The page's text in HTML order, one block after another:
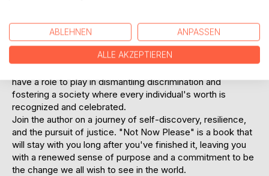
compassionate world. The stories within this book will
provoke thought, spark conversation, and inspire empathy.
This is a book that transcends boundaries and speaks to
have a role to play in dismantling discrimination and
fostering a society where every individual's worth is
recognized and celebrated.
Join the author on a journey of self-discovery, resilience,
and the pursuit of justice. "Not Now Please" is a book that
will stay with you long after you've finished it, leaving you
with a renewed sense of purpose and a commitment to be
the change we all wish to see in the world.
ABLEHNEN ANPASSEN
ALLE AKZEPTIEREN